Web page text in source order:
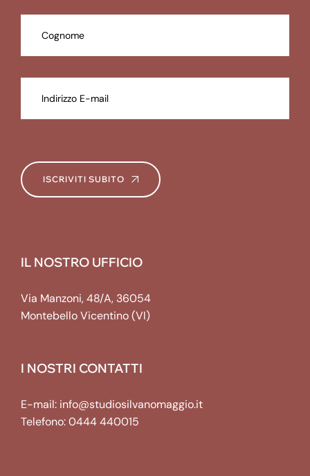
ISCRIVITI SUBITO
IL NOSTRO UFFICIO
Via Manzoni, 48/A, 36054
Montebello Vicentino (VI)
I NOSTRI CONTATTI
E-mail: info@studiosilvanomaggio.it
Telefono:0444 440015